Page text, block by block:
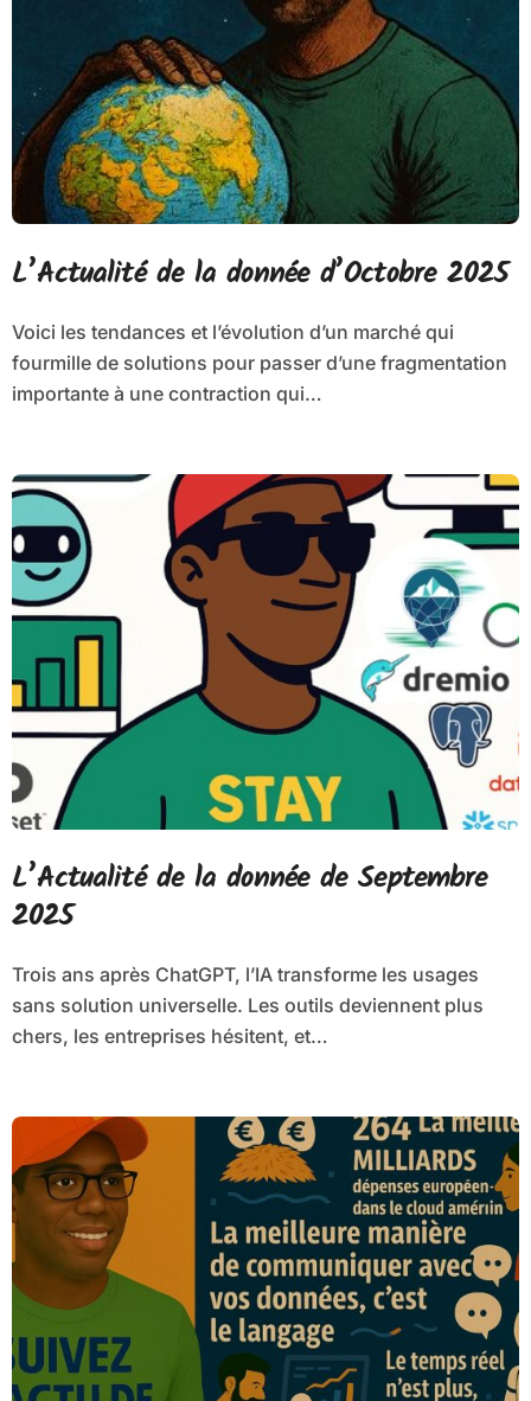
L’Actualité de la donnée d’Octobre 2025
Voici les tendances et l’évolution d’un marché qui
fourmille de solutions pour passer d’une fragmentation
importante à une contraction qui…
L’Actualité de la donnée de Septembre
2025
Trois ans après ChatGPT, l’IA transforme les usages
sans solution universelle. Les outils deviennent plus
chers, les entreprises hésitent, et…